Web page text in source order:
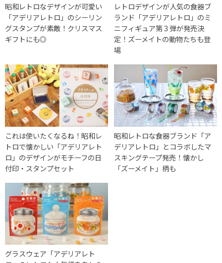
昭和レトロなデザインが可愛い
「アデリアレトロ」のシーリン
グスタンプが素敵！クリスマス
ギフトにも◎
レトロデザインが人気の食器ブ
ランド「アデリアレトロ」のミ
ニフィギュア第３弾が発売決
定！ズーメイトの動物たちも登
場
これは使いたくなるね！昭和レ
トロで懐かしい「アデリアレト
ロ」のデザインがモチーフの日
付印・スタンプセット
昭和レトロな食器ブランド「ア
デリアレトロ」とコラボしたマ
スキングテープ発売！懐かし
「ズーメイト」柄も
グラスウェア「アデリアレト